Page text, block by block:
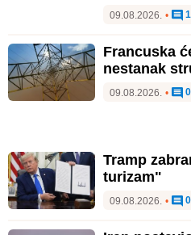
09.08.2026. • 1
Francuska
nestanak
09.08.2026. • 0
Tramp
turizam"
09.08.2026. • 0